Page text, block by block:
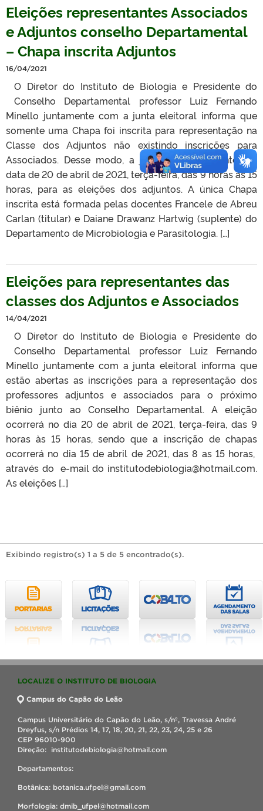
Eleições representantes Associados
e Adjuntos conselho Departamental
– Chapa inscrita Adjuntos
16/04/2021
O Diretor do Instituto de Biologia e Presidente do
Conselho Departamental professor Luiz Fernando
Minello juntamente com a junta eleitoral informa que
somente uma Chapa foi inscrita para representação na
Classe dos Adjuntos não existindo inscrições para
Associados. Desse modo, a junta eleitoral mantem a
data de 20 de abril de 2021, terça-feira, das 9 horas às 15
horas, para as eleições dos adjuntos. A única Chapa
inscrita está formada pelas docentes Francele de Abreu
Carlan (titular) e Daiane Drawanz Hartwig (suplente) do
Departamento de Microbiologia e Parasitologia. […]
Eleições para representantes das
classes dos Adjuntos e Associados
14/04/2021
O Diretor do Instituto de Biologia e Presidente do
Conselho Departamental professor Luiz Fernando
Minello juntamente com a junta eleitoral informa que
estão abertas as inscrições para a representação dos
professores adjuntos e associados para o próximo
biênio junto ao Conselho Departamental. A eleição
ocorrerá no dia 20 de abril de 2021, terça-feira, das 9
horas às 15 horas, sendo que a inscrição de chapas
ocorrerá no dia 15 de abril de 2021, das 8 as 15 horas,
através do e-mail do institutodebiologia@hotmail.com.
As eleições […]
Exibindo registro(s) 1 a 5 de 5 encontrado(s).
LOCALIZE O INSTITUTO DE BIOLOGIA
Campus do Capão do Leão
Campus Universitário do Capão do Leão, s/nº, Travessa André
Dreyfus, s/n Prédios 14, 17, 18, 20, 21, 22, 23, 24, 25 e 26
CEP 96010-900
Direção: institutodebiologia@hotmail.com
Departamentos:
Botânica: botanica.ufpel@gmail.com
Morfologia: dmib_ufpel@hotmail.com